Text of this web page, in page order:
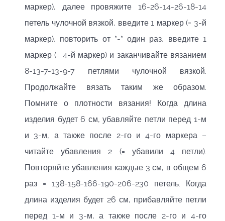
маркер), далее провяжите 16-26-14-26-18-14
петель чулочной вязкой, введите 1 маркер (= 3-й
маркер), повторить от *-* один раз, введите 1
маркер (= 4-й маркер) и заканчивайте вязанием
8-13-7-13-9-7 петлями чулочной вязкой.
Продолжайте вязать таким же образом.
Помните о плотности вязания! Когда длина
изделия будет 6 см, убавляйте петли перед 1-м
и 3-м, а также после 2-го и 4-го маркера –
читайте убавления 2 (= убавили 4 петли).
Повторяйте убавления каждые 3 см, в общем 6
раз = 138-158-166-190-206-230 петель. Когда
длина изделия будет 26 см, прибавляйте петли
перед 1-м и 3-м, а также после 2-го и 4-го